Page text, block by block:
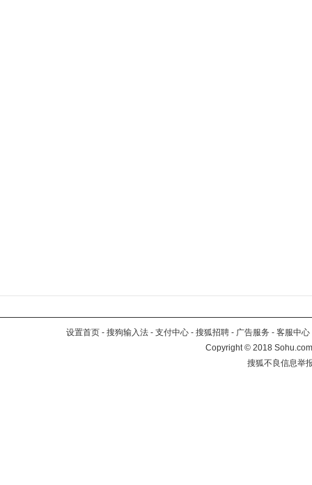
设置首页 - 搜狗输入法 - 支付中心 - 搜狐招聘 - 广告服务 - 客服中心
Copyright©2018
搜狐不良信息举